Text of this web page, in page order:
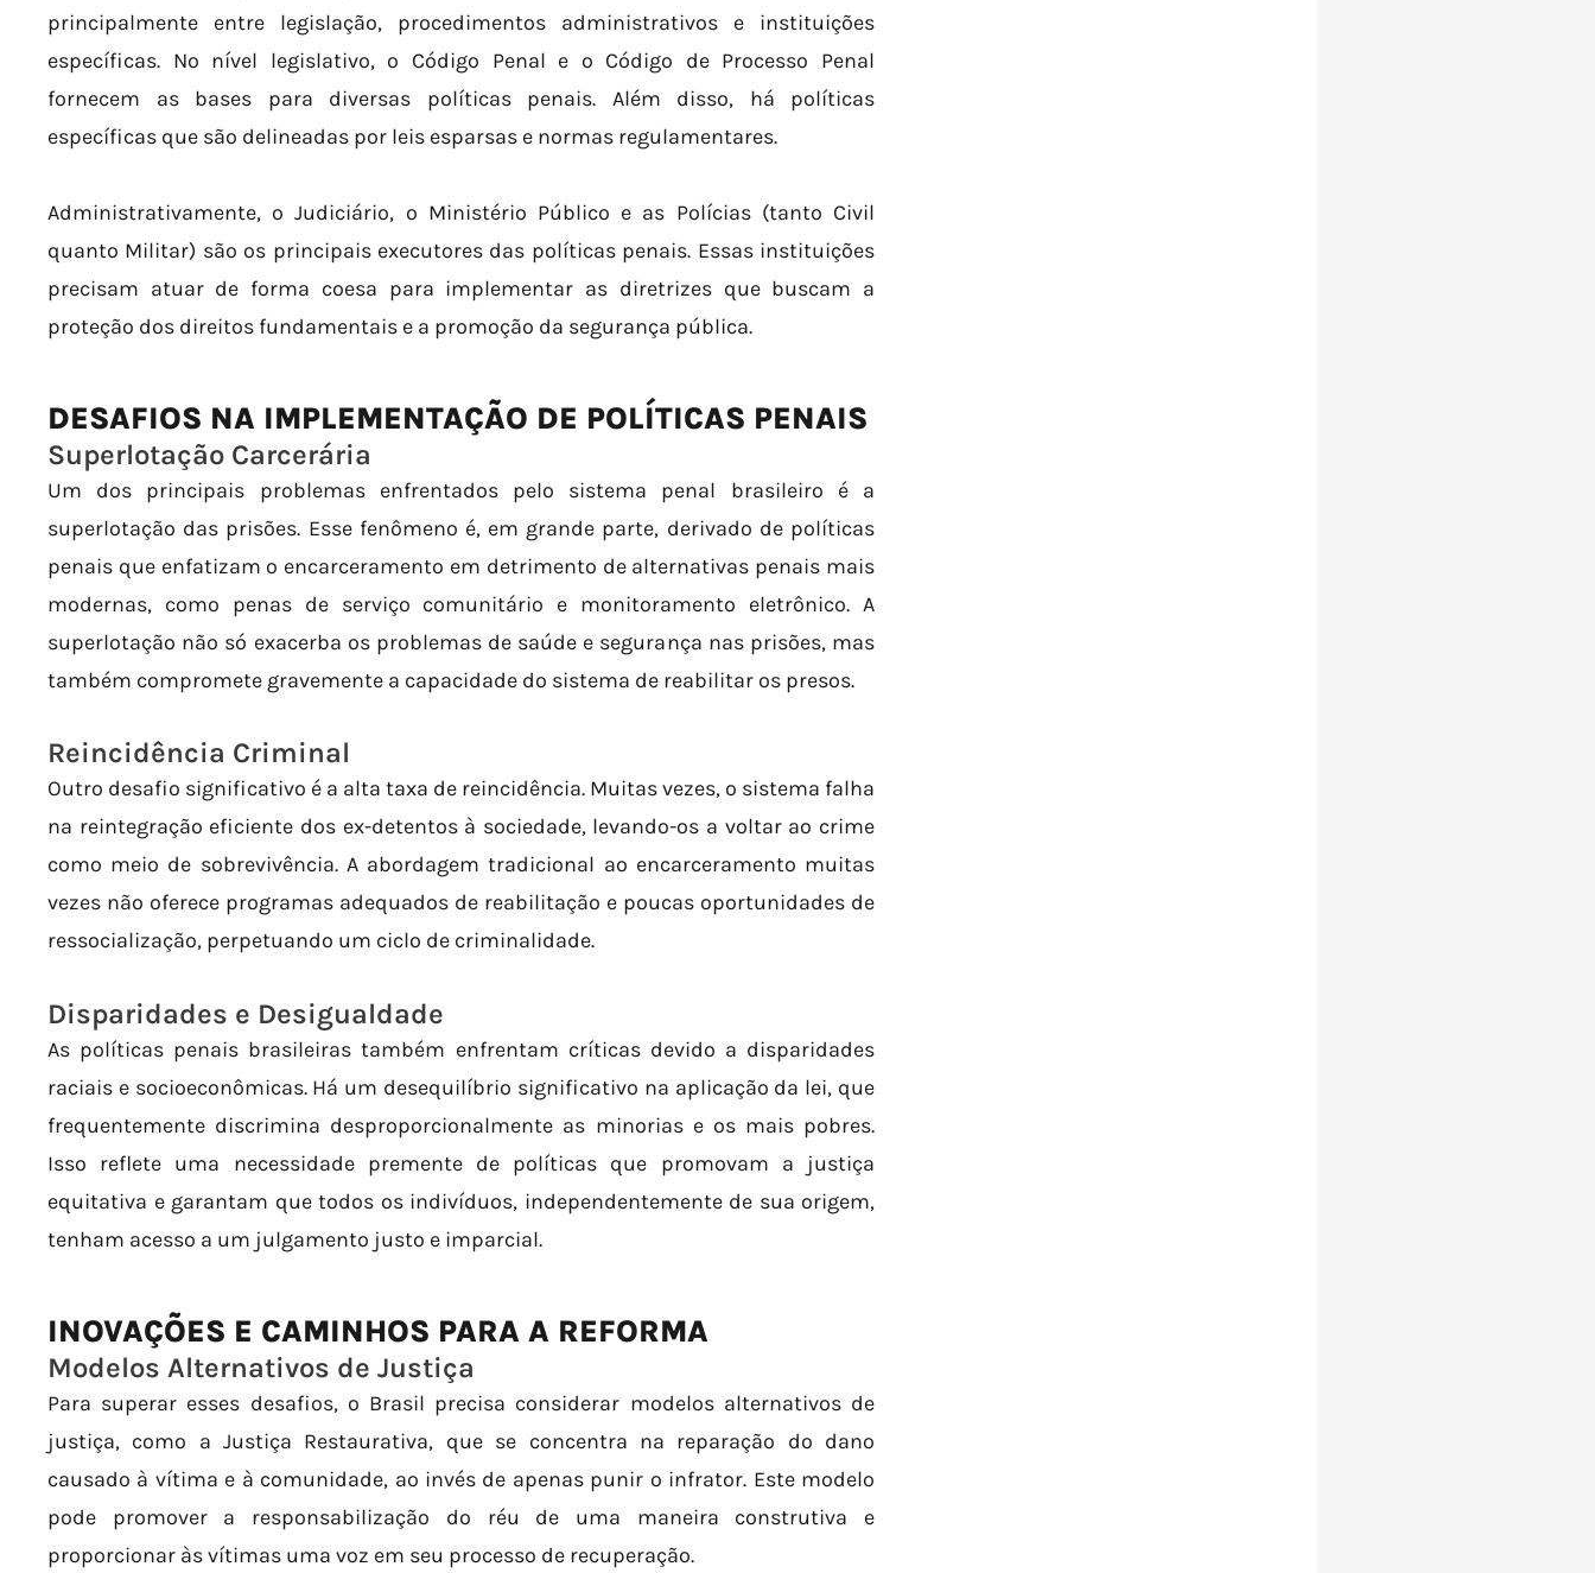
principalmente entre legislação, procedimentos administrativos e instituições
específicas. No nível legislativo, o Código Penal e o Código de Processo Penal
fornecem as bases para diversas políticas penais. Além disso, há políticas
específicas que são delineadas por leis esparsas e normas regulamentares.
Administrativamente, o Judiciário, o Ministério Público e as Polícias (tanto Civil
quanto Militar) são os principais executores das políticas penais. Essas instituições
precisam atuar de forma coesa para implementar as diretrizes que buscam a
proteção dos direitos fundamentais e a promoção da segurança pública.
DESAFIOS NA IMPLEMENTAÇÃO DE POLÍTICAS PENAIS
Superlotação Carcerária
Um dos principais problemas enfrentados pelo sistema penal brasileiro é a
superlotação das prisões. Esse fenômeno é, em grande parte, derivado de políticas
penais que enfatizam o encarceramento em detrimento de alternativas penais mais
modernas, como penas de serviço comunitário e monitoramento eletrônico. A
superlotação não só exacerba os problemas de saúde e segurança nas prisões, mas
também compromete gravemente a capacidade do sistema de reabilitar os presos.
Reincidência Criminal
Outro desafio significativo é a alta taxa de reincidência. Muitas vezes, o sistema falha
na reintegração eficiente dos ex-detentos à sociedade, levando-os a voltar ao crime
como meio de sobrevivência. A abordagem tradicional ao encarceramento muitas
vezes não oferece programas adequados de reabilitação e poucas oportunidades de
ressocialização, perpetuando um ciclo de criminalidade.
Disparidades e Desigualdade
As políticas penais brasileiras também enfrentam críticas devido a disparidades
raciais e socioeconômicas. Há um desequilíbrio significativo na aplicação da lei, que
frequentemente discrimina desproporcionalmente as minorias e os mais pobres.
Isso reflete uma necessidade premente de políticas que promovam a justiça
equitativa e garantam que todos os indivíduos, independentemente de sua origem,
tenham acesso a um julgamento justo e imparcial.
INOVAÇÕES E CAMINHOS PARA A REFORMA
Modelos Alternativos de Justiça
Para superar esses desafios, o Brasil precisa considerar modelos alternativos de
justiça, como a Justiça Restaurativa, que se concentra na reparação do dano
causado à vítima e à comunidade, ao invés de apenas punir o infrator. Este modelo
pode promover a responsabilização do réu de uma maneira construtiva e
proporcionar às vítimas uma voz em seu processo de recuperação.